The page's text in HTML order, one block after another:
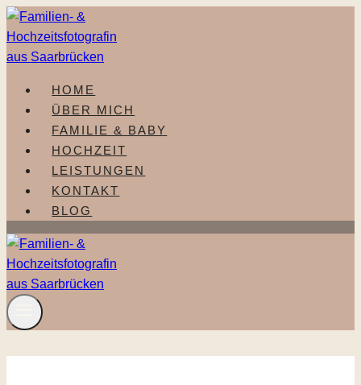
Zum
Inhalt
springen
HOME
ÜBER MICH
FAMILIE & BABY
HOCHZEIT
LEISTUNGEN
KONTAKT
BLOG